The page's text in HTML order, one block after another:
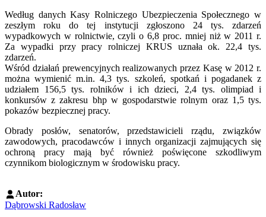
Według danych Kasy Rolniczego Ubezpieczenia Społecznego w
zeszłym roku do tej instytucji zgłoszono 24 tys. zdarzeń
wypadkowych w rolnictwie, czyli o 6,8 proc. mniej niż w 2011 r.
Za wypadki przy pracy rolniczej KRUS uznała ok. 22,4 tys.
zdarzeń.
Wśród działań prewencyjnych realizowanych przez Kasę w 2012 r.
można wymienić m.in. 4,3 tys. szkoleń, spotkań i pogadanek z
udziałem 156,5 tys. rolników i ich dzieci, 2,4 tys. olimpiad i
konkursów z zakresu bhp w gospodarstwie rolnym oraz 1,5 tys.
pokazów bezpiecznej pracy.
Obrady posłów, senatorów, przedstawicieli rządu, związków
zawodowych, pracodawców i innych organizacji zajmujących się
ochroną pracy mają być również poświęcone szkodliwym
czynnikom biologicznym w środowisku pracy.
Autor:
Dąbrowski Radosław